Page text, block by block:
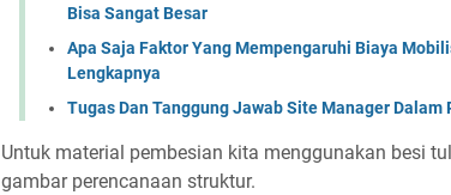
Bisa Sangat Besar
Apa Saja Faktor Yang Mempengaruhi Biaya
Lengkapnya
Tugas Dan Tanggung Jawab Site Manager
Untuk material pembesian kita menggunakan besi
gambar perencanaan struktur.